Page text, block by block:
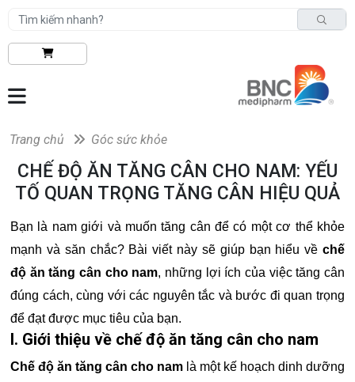
Trang chủ Góc sức khỏe
CHẾ ĐỘ ĂN TĂNG CÂN CHO NAM: YẾU
TỐ QUAN TRỌNG TĂNG CÂN HIỆU QUẢ
Bạn là nam giới và muốn tăng cân để có một cơ thể khỏe
mạnh và săn chắc? Bài viết này sẽ giúp bạn hiểu về chế
độ ăn tăng cân cho nam, những lợi ích của việc tăng cân
đúng cách, cùng với các nguyên tắc và bước đi quan trọng
để đạt được mục tiêu của bạn.
I. Giới thiệu về chế độ ăn tăng cân cho nam
Chế độ ăn tăng cân cho nam là một kế hoạch dinh dưỡng